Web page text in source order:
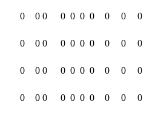
0 0 0 0 0 0 0 0 0 0
0 0 0 0 0 0 0 0 0 0
0 0 0 0 0 0 0 0 0 0
0 0 0 0 0 0 0 0 0 0